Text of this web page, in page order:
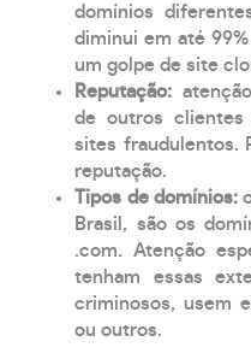
domínios
diminui em até
um golpe de site
Reputação:
de outros
sites fraudulentos.
reputação.
Tipos de domínios:
Brasil, são os
.com. Atenção
tenham essas
criminosos, usem
ou outros.